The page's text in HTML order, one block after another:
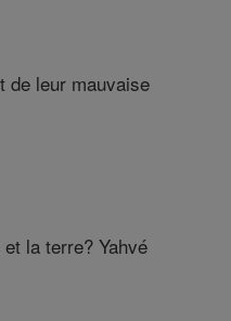
de leur mauvaise
la terre? Yahvé